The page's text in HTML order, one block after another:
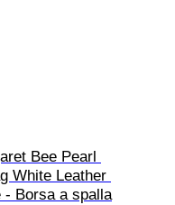
Bee Pearl
White Leather
- Borsa a spalla